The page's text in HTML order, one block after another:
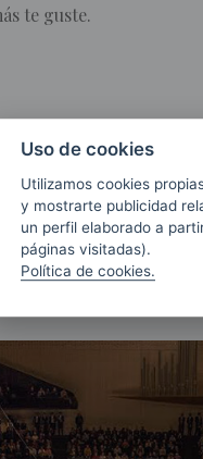
te guste.
Uso de cookies
Utilizamos cookies
y mostrarte publicidad
un perfil elaborado a
páginas visitadas).
Política de cookies.